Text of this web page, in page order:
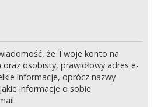
że Twoje konto na
osobisty, prawidłowy adres e-
informacje, oprócz nazwy
informacje o sobie